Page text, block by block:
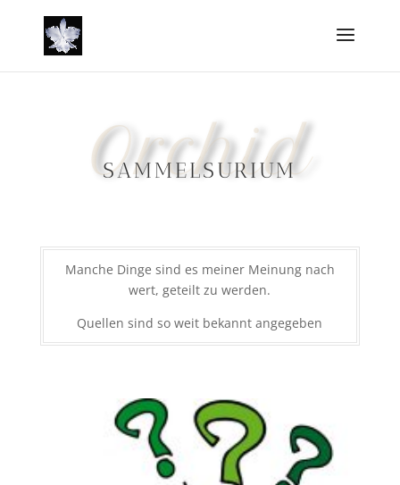
Orchid
SAMMELSURIUM
Manche Dinge sind es meiner Meinung nach
wert, geteilt zu werden.
Quellen sind so weit bekannt angegeben